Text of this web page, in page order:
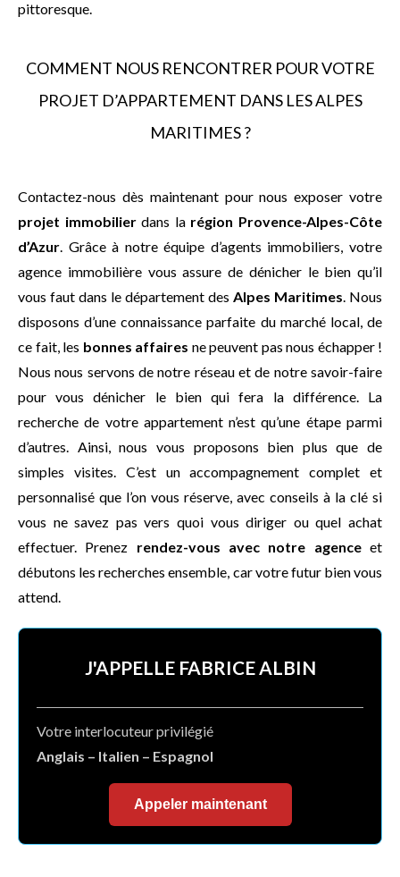
pittoresque.
COMMENT NOUS RENCONTRER POUR VOTRE
PROJET D’APPARTEMENT DANS LES ALPES
MARITIMES ?
Contactez-nous dès maintenant pour nous exposer votre
projet immobilierdans la région Provence-Alpes-Côte
d’Azur. Grâce à notre équipe d’agents immobiliers, votre
agence immobilière vous assure de dénicher le bien qu’il
vous faut dans le département des Alpes Maritimes. Nous
disposons d’une connaissance parfaite du marché local, de
ce fait, les bonnes affaires ne peuvent pas nous échapper !
Nous nous servons de notre réseau et de notre savoir-faire
pour vous dénicher le bien qui fera la différence. La
recherche de votre appartement n’est qu’une étape parmi
d’autres. Ainsi, nous vous proposons bien plus que de
simples visites. C’est un accompagnement complet et
personnalisé que l’on vous réserve, avec conseils à la clé si
vous ne savez pas vers quoi vous diriger ou quel achat
effectuer. Prenez rendez-vous avec notre agenceet
débutons les recherches ensemble, car votre futur bien vous
attend.
J'APPELLE FABRICE ALBIN
Votre interlocuteur privilégié
Anglais – Italien – Espagnol
Appeler maintenant